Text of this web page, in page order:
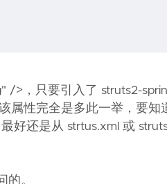
/>，只要引入了 struts2-
属性完全是多此一举，要
好还是从 strtus.xml 或
的。